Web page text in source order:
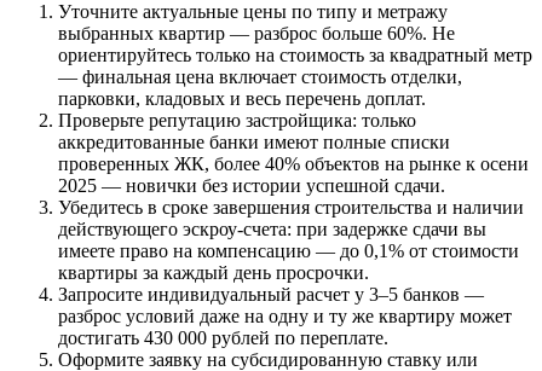
Уточните актуальные цены по типу и метражу
выбранных квартир — разброс больше 60%. Не
ориентируйтесь только на стоимость за квадратный метр
— финальная цена включает стоимость отделки,
парковки, кладовых и весь перечень доплат.
Проверьте репутацию застройщика: только
аккредитованные банки имеют полные списки
проверенных ЖК, более 40% объектов на рынке к осени
2025 — новички без истории успешной сдачи.
Убедитесь в сроке завершения строительства и наличии
действующего эскроу-счета: при задержке сдачи вы
имеете право на компенсацию — до 0,1% от стоимости
квартиры за каждый день просрочки.
Запросите индивидуальный расчет у 3–5 банков —
разброс условий даже на одну и ту же квартиру может
достигать 430 000 рублей по переплате.
Оформите заявку на субсидированную ставку или